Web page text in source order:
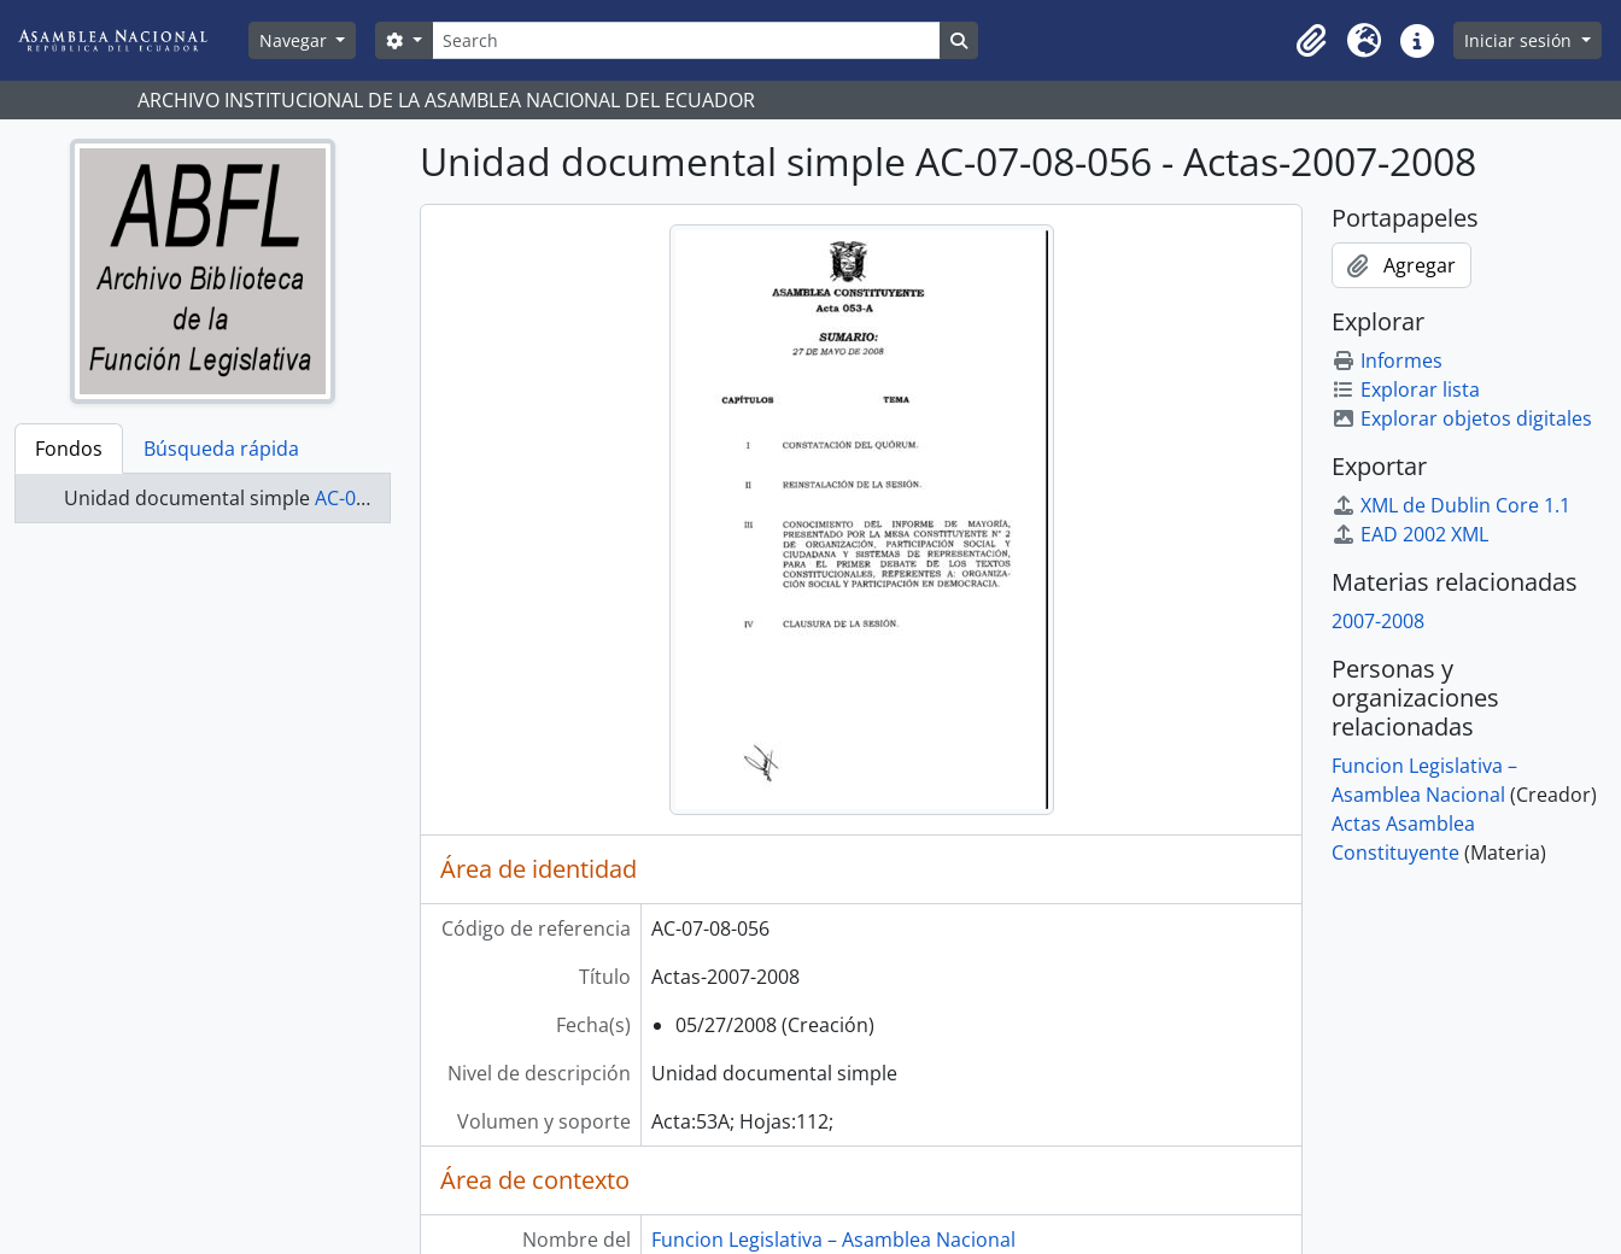
Navegar
Búsqueda
Search options
Clipboard
Idioma Enlaces rápidos
Iniciar sesión
ARCHIVO INSTITUCIONAL DE LA ASAMBLEA NACIONAL DEL ECUADOR
Fondos
Búsqueda rápida
Unidad documental simpleAC-07-08-056 - Actas-2007-2008
Unidad documental simple AC-07-08-056 - Actas-2007-2008
Área de identidad
Código de referencia
AC-07-08-056
Título
Actas-2007-2008
Fecha(s)
05/27/2008 (Creación)
Nivel de descripción
Unidad documental simple
Volumen y soporte
Acta:53A; Hojas:112;
Área de contexto
Nombre del
Funcion Legislativa – Asamblea Nacional
Portapapeles
Agregar
Explorar
Informes
Explorar lista
Explorar objetos digitales
Exportar
XML de Dublin Core 1.1
EAD 2002 XML
Materias relacionadas
2007-2008
Personas y
organizaciones
relacionadas
Funcion Legislativa –
Asamblea Nacional (Creador)
Actas Asamblea
Constituyente(Materia)